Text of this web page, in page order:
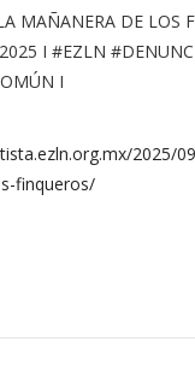
MAÑANERA DE LOS
I #EZLN
I
2025/
finqueros/